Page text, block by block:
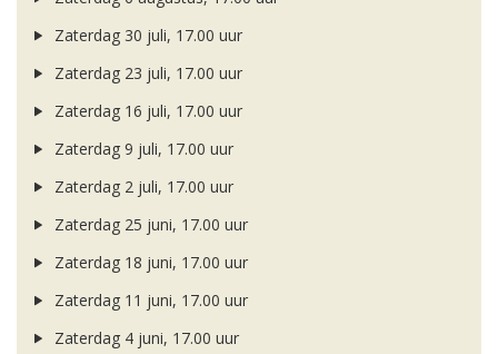
Zaterdag 30 juli, 17.00 uur
Zaterdag 23 juli, 17.00 uur
Zaterdag 16 juli, 17.00 uur
Zaterdag 9 juli, 17.00 uur
Zaterdag 2 juli, 17.00 uur
Zaterdag 25 juni, 17.00 uur
Zaterdag 18 juni, 17.00 uur
Zaterdag 11 juni, 17.00 uur
Zaterdag 4 juni, 17.00 uur